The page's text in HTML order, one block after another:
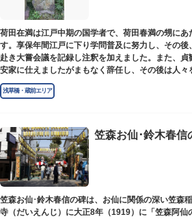
荷田在満は江戸中期の国学者で、荷田春満の甥にあ
す。享保年間江戸に下り学問普及に努力し、その
赴き大嘗会議を記録し注釈を加えました。また、貞
安家に仕えましたがまもなく辞任し、その後は人々
した。お墓は金竜寺（きんりゅうじ）境内にありま
浅草橋・蔵前エリア
笠森お仙･鈴木春信
笠森お仙･鈴木春信の碑は、お仙に関係の深い笠森
寺（だいえんじ）に大正8年（1919）に「笠森阿仙